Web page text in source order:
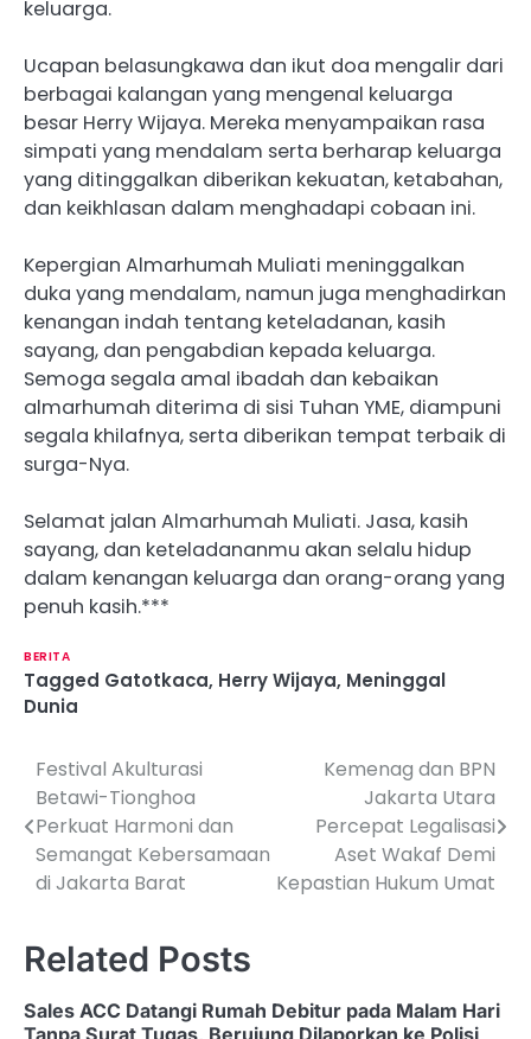
keluarga.
Ucapan belasungkawa dan ikut doa mengalir dari
berbagai kalangan yang mengenal keluarga
besar Herry Wijaya. Mereka menyampaikan rasa
simpati yang mendalam serta berharap keluarga
yang ditinggalkan diberikan kekuatan, ketabahan,
dan keikhlasan dalam menghadapi cobaan ini.
Kepergian Almarhumah Muliati meninggalkan
duka yang mendalam, namun juga menghadirkan
kenangan indah tentang keteladanan, kasih
sayang, dan pengabdian kepada keluarga.
Semoga segala amal ibadah dan kebaikan
almarhumah diterima di sisi Tuhan YME, diampuni
segala khilafnya, serta diberikan tempat terbaik di
surga-Nya.
Selamat jalan Almarhumah Muliati. Jasa, kasih
sayang, dan keteladananmu akan selalu hidup
dalam kenangan keluarga dan orang-orang yang
penuh kasih.***
BERITA
Tagged Gatotkaca, Herry Wijaya, Meninggal
Dunia
P
o
s
n
v
Festival Akulturasi
Betawi-Tionghoa
Perkuat Harmoni dan
Semangat Kebersamaan
di Jakarta Barat
Kemenag dan BPN
Jakarta Utara
Percepat Legalisasi
Aset Wakaf Demi
Kepastian Hukum Umat
Related Posts
Sales ACC Datangi Rumah Debitur pada Malam Hari
Tanpa Surat Tugas, Berujung Dilaporkan ke Polisi